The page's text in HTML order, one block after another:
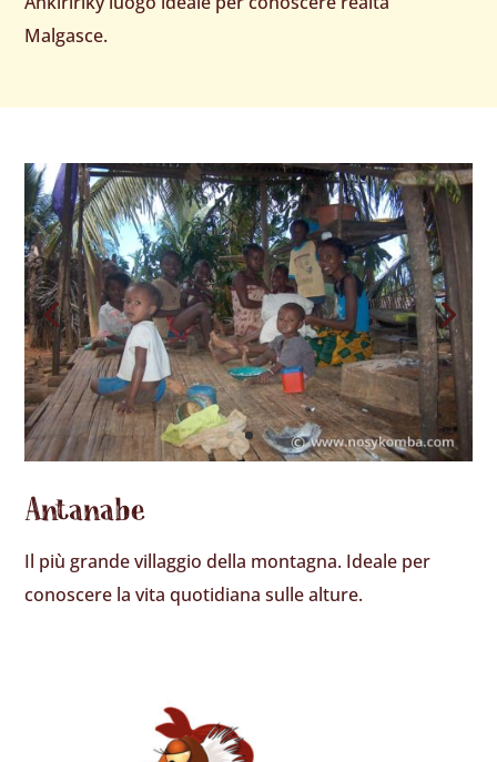
Malgasce.
Antanabe
Il più grande villaggio della montagna. Ideale per
conoscere la vita quotidiana sulle alture.